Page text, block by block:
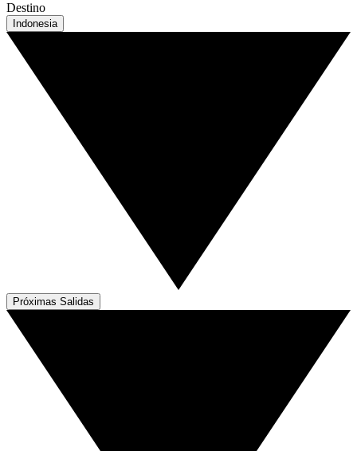
Destino
Indonesia
Próximas Salidas